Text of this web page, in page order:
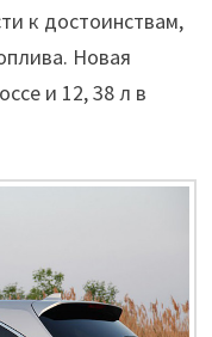
к достоинствам,
Новая
и 12, 38 л в